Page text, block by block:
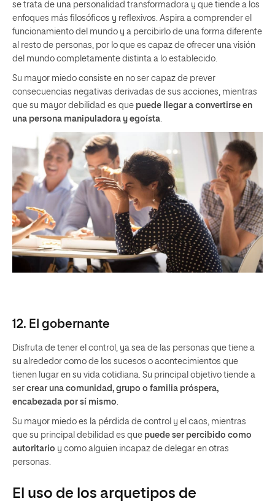
se trata de una personalidad transformadora y que tiende a los
enfoques más filosóficos y reflexivos. Aspira a comprender el
funcionamiento del mundo y a percibirlo de una forma diferente
al resto de personas, por lo que es capaz de ofrecer una visión
del mundo completamente distinta a lo establecido.
Su mayor miedo consiste en no ser capaz de prever
consecuencias negativas derivadas de sus acciones, mientras
que su mayor debilidad es que puede llegar a convertirse en
una persona manipuladora y egoísta.
12. El gobernante
Disfruta de tener el control, ya sea de las personas que tiene a
su alrededor como de los sucesos o acontecimientos que
tienen lugar en su vida cotidiana. Su principal objetivo tiende a
ser crear una comunidad, grupo o familia próspera,
encabezada por sí mismo.
Su mayor miedo es la pérdida de control y el caos, mientras
que su principal debilidad es que puede ser percibido como
autoritario y como alguien incapaz de delegar en otras
personas.
El uso de los arquetipos de